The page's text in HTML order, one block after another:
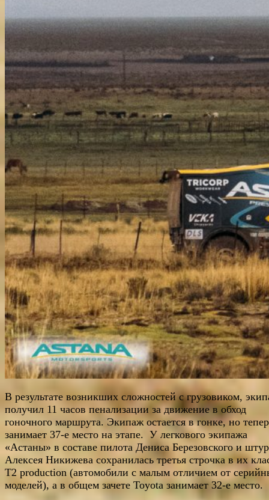
В результате возникших сложностей с грузовиком,
получил 11 часов пенализации за движение в обход
гоночного маршрута. Экипаж остается в гонке, но
занимает 37-е место на этапе. У легкового экипажа
«Астаны» в составе пилота Дениса Березовского и
Алексея Никижева сохранилась третья строчка в их
Т2 production (автомобили с малым отличием от
моделей), а в общем зачете Toyota занимает 32-е место.